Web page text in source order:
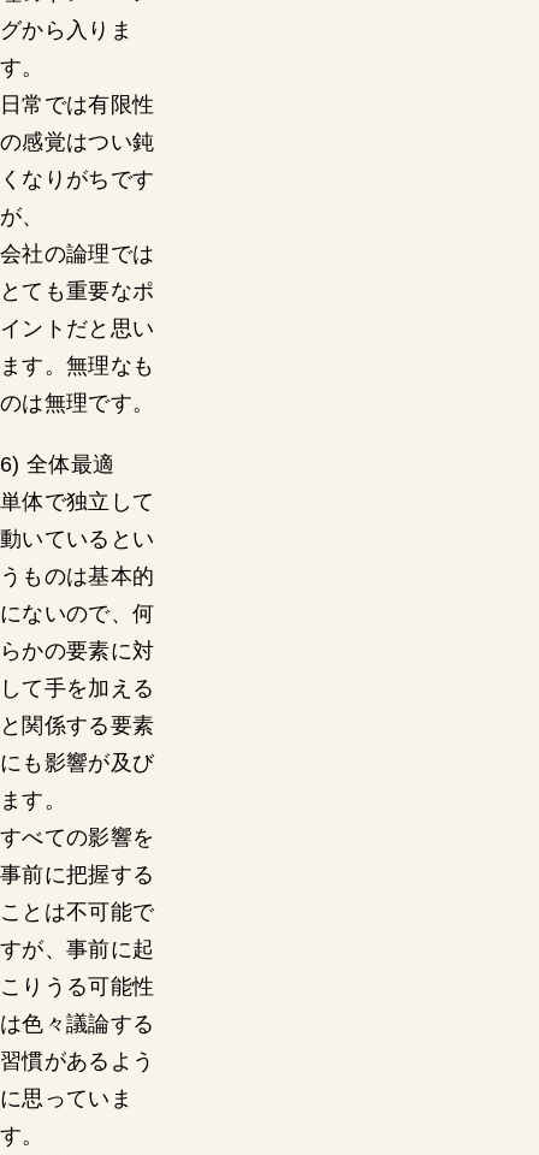
グから入りま
す。
日常では有限性
の感覚はつい鈍
くなりがちです
が、
会社の論理では
とても重要なポ
イントだと思い
ます。無理なも
のは無理です。
6) 全体最適
単体で独立して
動いているとい
うものは基本的
にないので、何
らかの要素に対
して手を加える
と関係する要素
にも影響が及び
ます。
すべての影響を
事前に把握する
ことは不可能で
すが、事前に起
こりうる可能性
は色々議論する
習慣があるよう
に思っていま
す。